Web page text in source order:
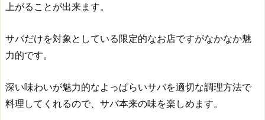
上がることが出来ます。
サバだけを対象としている限定的なお店ですがなかなか魅
力的です。
深い味わいが魅力的なよっぱらいサバを適切な調理方法で
料理してくれるので、サバ本来の味を楽しめます。